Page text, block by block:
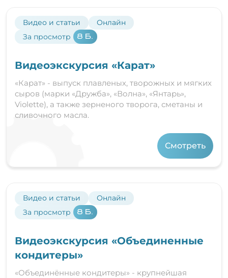
Видео и статьи
Онлайн
За просмотр
8 Б.
Видеоэкскурсия «Карат»
«Карат» - выпуск плавленых, творожных и мягких
сыров (марки «Дружба», «Волна», «Янтарь»,
Violette), а также зерненого творога, сметаны и
сливочного масла.
Смотреть
Видео и статьи
Онлайн
За просмотр
8 Б.
Видеоэкскурсия «Объединенные
кондитеры»
«Объединённые кондитеры» - крупнейшая